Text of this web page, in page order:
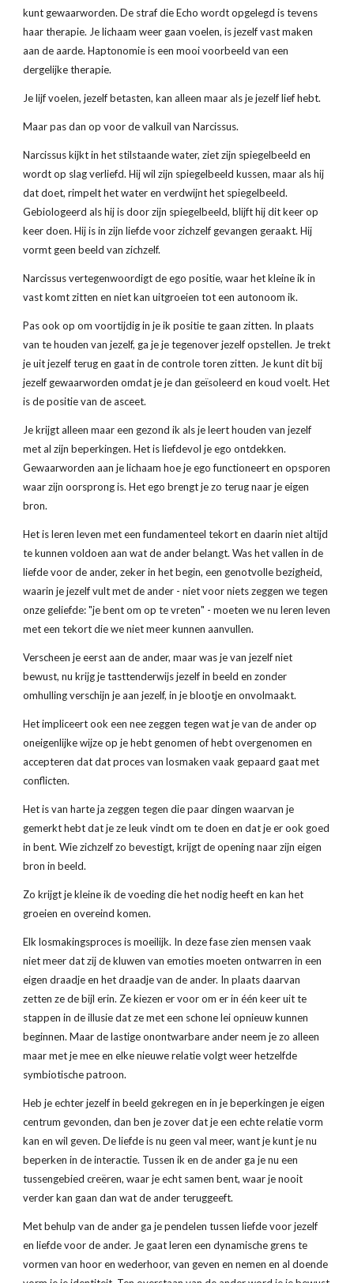
kunt gewaarworden. De straf die Echo wordt opgelegd is tevens
haar therapie. Je lichaam weer gaan voelen, is jezelf vast maken
aan de aarde. Haptonomie is een mooi voorbeeld van een
dergelijke therapie.
Je lijf voelen, jezelf betasten, kan alleen maar als je jezelf lief hebt.
Maar pas dan op voor de valkuil van Narcissus.
Narcissus kijkt in het stilstaande water, ziet zijn spiegelbeeld en
wordt op slag verliefd. Hij wil zijn spiegelbeeld kussen, maar als hij
dat doet, rimpelt het water en verdwijnt het spiegelbeeld.
Gebiologeerd als hij is door zijn spiegelbeeld, blijft hij dit keer op
keer doen. Hij is in zijn liefde voor zichzelf gevangen geraakt. Hij
vormt geen beeld van zichzelf.
Narcissus vertegenwoordigt de ego positie, waar het kleine ik in
vast komt zitten en niet kan uitgroeien tot een autonoom ik.
Pas ook op om voortijdig in je ik positie te gaan zitten. In plaats
van te houden van jezelf, ga je je tegenover jezelf opstellen. Je trekt
je uit jezelf terug en gaat in de controle toren zitten. Je kunt dit bij
jezelf gewaarworden omdat je je dan geïsoleerd en koud voelt. Het
is de positie van de asceet.
Je krijgt alleen maar een gezond ik als je leert houden van jezelf
met al zijn beperkingen. Het is liefdevol je ego ontdekken.
Gewaarworden aan je lichaam hoe je ego functioneert en opsporen
waar zijn oorsprong is. Het ego brengt je zo terug naar je eigen
bron.
Het is leren leven met een fundamenteel tekort en daarin niet altijd
te kunnen voldoen aan wat de ander belangt. Was het vallen in de
liefde voor de ander, zeker in het begin, een genotvolle bezigheid,
waarin je jezelf vult met de ander - niet voor niets zeggen we tegen
onze geliefde: "je bent om op te vreten" - moeten we nu leren leven
met een tekort die we niet meer kunnen aanvullen.
Verscheen je eerst aan de ander, maar was je van jezelf niet
bewust, nu krijg je tasttenderwijs jezelf in beeld en zonder
omhulling verschijn je aan jezelf, in je blootje en onvolmaakt.
Het impliceert ook een nee zeggen tegen wat je van de ander op
oneigenlijke wijze op je hebt genomen of hebt overgenomen en
accepteren dat dat proces van losmaken vaak gepaard gaat met
conflicten.
Het is van harte ja zeggen tegen die paar dingen waarvan je
gemerkt hebt dat je ze leuk vindt om te doen en dat je er ook goed
in bent. Wie zichzelf zo bevestigt, krijgt de opening naar zijn eigen
bron in beeld.
Zo krijgt je kleine ik de voeding die het nodig heeft en kan het
groeien en overeind komen.
Elk losmakingsproces is moeilijk. In deze fase zien mensen vaak
niet meer dat zij de kluwen van emoties moeten ontwarren in een
eigen draadje en het draadje van de ander. In plaats daarvan
zetten ze de bijl erin. Ze kiezen er voor om er in één keer uit te
stappen in de illusie dat ze met een schone lei opnieuw kunnen
beginnen. Maar de lastige onontwarbare ander neem je zo alleen
maar met je mee en elke nieuwe relatie volgt weer hetzelfde
symbiotische patroon.
Heb je echter jezelf in beeld gekregen en in je beperkingen je eigen
centrum gevonden, dan ben je zover dat je een echte relatie vorm
kan en wil geven. De liefde is nu geen val meer, want je kunt je nu
beperken in de interactie. Tussen ik en de ander ga je nu een
tussengebied creëren, waar je echt samen bent, waar je nooit
verder kan gaan dan wat de ander teruggeeft.
Met behulp van de ander ga je pendelen tussen liefde voor jezelf
en liefde voor de ander. Je gaat leren een dynamische grens te
vormen van hoor en wederhoor, van geven en nemen en al doende